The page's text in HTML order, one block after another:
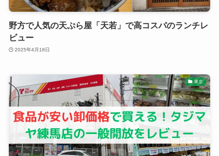
野方で人気の天ぷら屋「天若」で高コスパのランチレ
ビュー
2025年4月18日
東京